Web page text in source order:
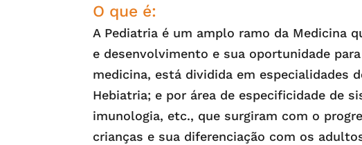
O que é:
A Pediatria é um amplo ramo da Medicina
e desenvolvimento e sua oportunidade
medicina, está dividida em especialidades
Hebiatria; e por área de especificidade de
imunologia, etc., que surgiram com o
crianças e sua diferenciação com os